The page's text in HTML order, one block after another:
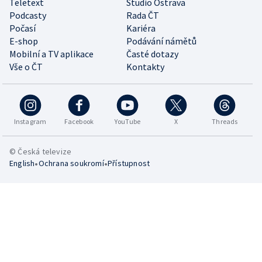
Podcasty
Rada ČT
Počasí
Kariéra
E-shop
Podávání námětů
Mobilní a TV aplikace
Časté dotazy
Vše o ČT
Kontakty
Instagram Facebook YouTube X Threads
© Česká televize
English•Ochrana soukromí•Přístupnost